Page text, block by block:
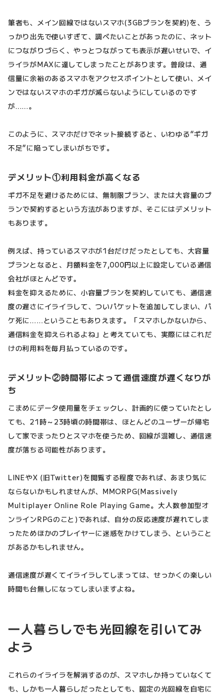
筆者も、メイン回線ではないスマホ(3GBプランを契約)を、う
っかり出先で使いすぎて、調べたいことがあったのに、ネット
につながりづらく、やっとつながっても表示が遅いせいで、イ
ライラがMAXに達してしまったことがあります。普段は、通
信量に余裕のあるスマホをアクセスポイントとして使い、メイ
ンではないスマホのギガが減らないようにしているのです
が……。
このように、スマホだけでネット接続すると、いわゆる“ギガ
不足”に陥ってしまいがちです。
デメリット①利用料金が高くなる
ギガ不足を避けるためには、無制限プラン、または大容量のプ
ランで契約するという方法がありますが、そこにはデメリット
もあります。
例えば、持っているスマホが1台だけだったとしても、大容量
プランとなると、月額料金を7,000円以上に設定している通信
会社がほとんどです。
料金を抑えるために、小容量プランを契約していても、通信速
度の遅さにイライラして、ついパケットを追加してしまい、パ
ケ死に……ということもありえます。「スマホしかないから、
通信料金を抑えられるよね」と考えていても、実際にはこれだ
けの利用料を毎月払っているのです。
デメリット②時間帯によって通信速度が遅くなりが
ち
こまめにデータ使用量をチェックし、計画的に使っていたとし
ても、21時～23時頃の時間帯は、ほとんどのユーザーが帰宅
して家でまったりとスマホを使うため、回線が混雑し、通信速
度が落ちる可能性があります。
LINEやX (旧Twitter)を閲覧する程度であれば、あまり気に
ならないかもしれませんが、MMORPG(Massively
Multiplayer Online Role Playing Game。大人数参加型オ
ンラインRPGのこと)であれば、自分の反応速度が遅れてしま
ったためほかのプレイヤーに迷惑をかけてしまう、ということ
があるかもしれません。
通信速度が遅くてイライラしてしまっては、せっかくの楽しい
時間も台無しになってしまいますよね。
一人暮らしでも光回線を引いてみ
よう
これらのイライラを解消するのが、スマホしか持っていなくて
も、しかも一人暮らしだったとしても、固定の光回線を自宅に